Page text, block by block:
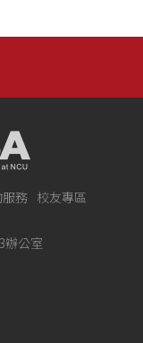
務 校友專區
辦公室